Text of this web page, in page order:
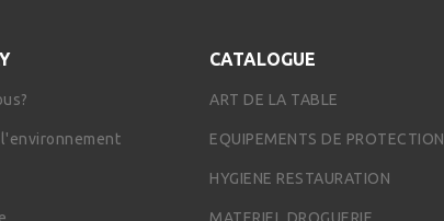
CATALOGUE
ART DE LA TABLE
EQUIPEMENTS DE PROTECTION
HYGIENE RESTAURATION